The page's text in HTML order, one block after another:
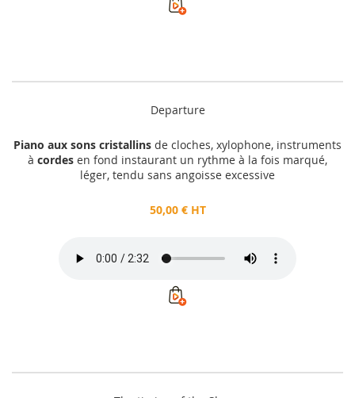
Departure
Piano aux sons cristallins de cloches, xylophone, instruments
à cordes en fond instaurant un rythme à la fois marqué,
léger, tendu sans angoisse excessive
50,00 € HT